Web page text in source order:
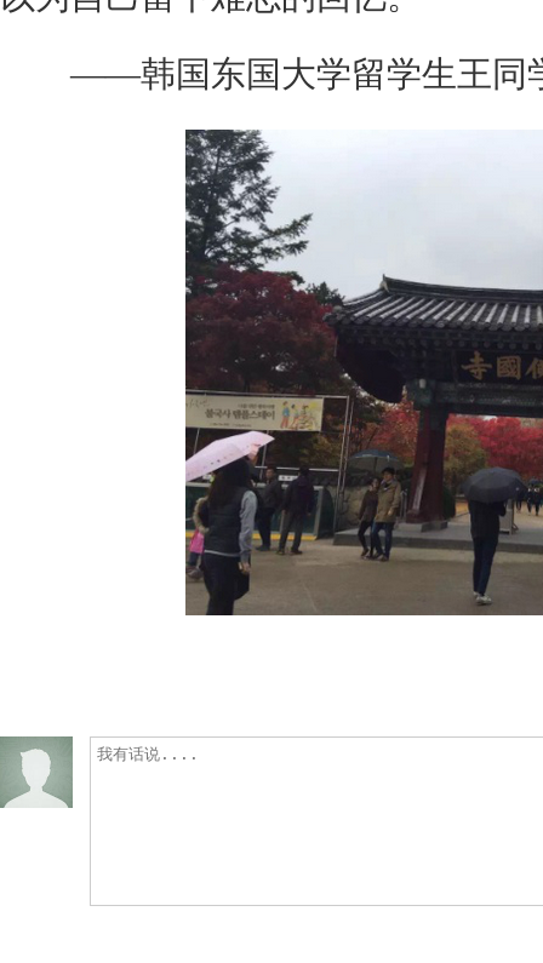
——韩国东国大学留学生王同